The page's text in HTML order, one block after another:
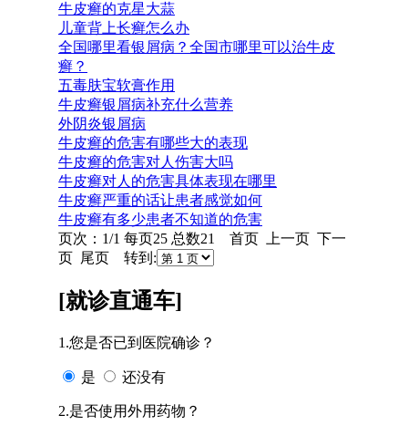
牛皮癣的克星大蒜
儿童背上长癣怎么办
全国哪里看银屑病？全国市哪里可以治牛皮
癣？
五毒肤宝软膏作用
牛皮癣银屑病补充什么营养
外阴炎银屑病
牛皮癣的危害有哪些大的表现
牛皮癣的危害对人伤害大吗
牛皮癣对人的危害具体表现在哪里
牛皮癣严重的话让患者感觉如何
牛皮癣有多少患者不知道的危害
页次：1/1 每页25 总数21 首页 上一页 下一
页 尾页 转到:
[就诊直通车]
1.您是否已到医院确诊？
是 还没有
2.是否使用外用药物？